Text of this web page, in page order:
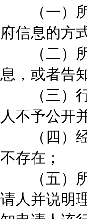
（一）所
府信息的方
（二）所
息，或者告
（三）行
人不予公开
（四）经
不存在；
（五）所
请人并说明